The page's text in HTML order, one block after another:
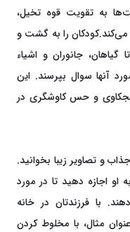
به تقویت قوه تخیل،
را به گشت و
گیاهان، جانوران و اشیاء
آنها سوال بپرسند. این
و حس کاوشگری در
و تصاویر زیبا بخوانید.
او اجازه دهید تا در مورد
با فرزندتان در خانه
مثال، با مخلوط کردن